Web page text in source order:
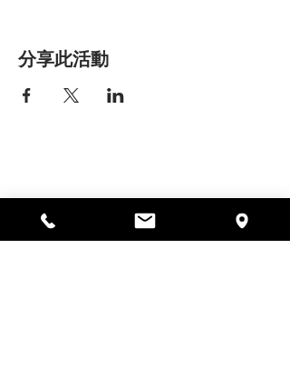
分享此活動
297 中央街，加德纳，马萨诸塞州
01440
978-364-0920